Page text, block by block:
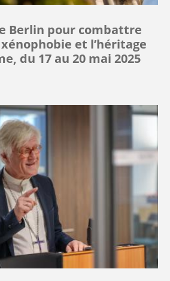
Berlin pour combattre
et l’héritage
du 17 au 20 mai 2025